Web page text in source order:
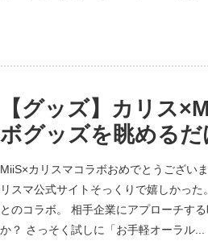
【グッズ】カリス
ボグッズを眺めるだ
MiiS×カリスマコラボおめでとうござい
リスマ公式サイトそっくりで嬉しかった
とのコラボ。 相手企業にアプローチす
か？ さっそく試しに「お手軽オーラル...